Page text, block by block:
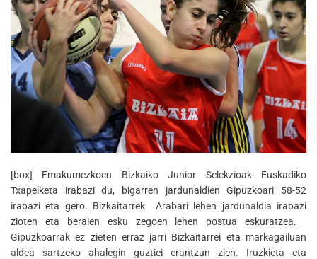
[box] Emakumezkoen Bizkaiko Junior Selekzioak Euskadiko
Txapelketa irabazi du, bigarren jardunaldien Gipuzkoari 58-52
irabazi eta gero. Bizkaitarrek Arabari lehen jardunaldia irabazi
zioten eta beraien esku zegoen lehen postua eskuratzea.
Gipuzkoarrak ez zieten erraz jarri Bizkaitarrei eta markagailuan
aldea sartzeko ahalegin guztiei erantzun zien. Iruzkieta eta